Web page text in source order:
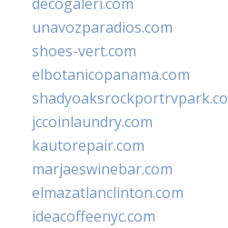
unavozparadios.com
shoes-vert.com
elbotanicopanama.com
jccoinlaundry.com
kautorepair.com
marjaeswinebar.com
elmazatlanclinton.com
ideacoffeenyc.com